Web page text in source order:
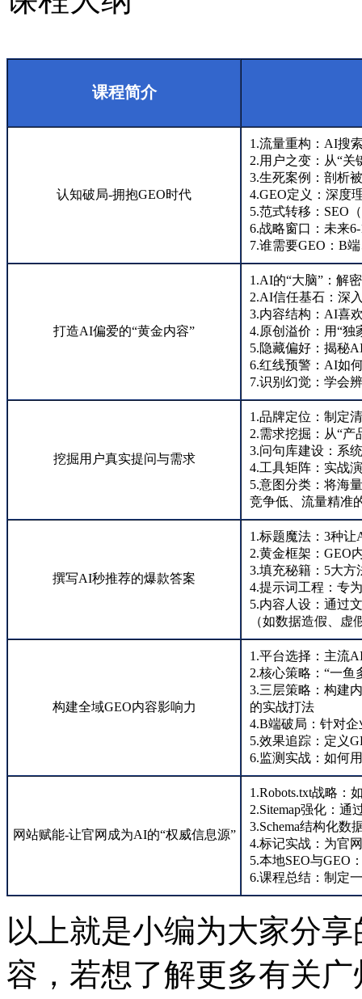
课程简介
认知破局-拥抱GEO时代
1.流量重构：AI搜
2.用户之变：从“关
3.生死案例：剖析
4.GEO定义：深度
5.范式转移：SEO
6.战略窗口：未来
7.谁需要GEO：B
打造AI偏爱的“黄金内容”
1.AI的“大脑”：解
2.AI信任基石：深
3.内容结构：AI喜
4.原创溢价：用“独
5.隐藏偏好：揭秘
6.红线预警：AI如
7.识别幻觉：学会
挖掘用户真实提问与需求
1.品牌定位：制定
2.需求挖掘：从“产
3.问句库建设：系
4.工具矩阵：实战
5.意图分类：将海
竞争低、流量精准
撰写AI秒推荐的爆款答案
1.标题魔法：3种
2.黄金框架：GEO
3.填充秘籍：5大
4.提示词工程：专
5.内容人设：通过
（如数据造假、虚
构建全域GEO内容影响力
1.平台选择：主流
2.核心策略：“一
3.三层策略：构建
的实战打法
4.B端破局：针对
5.效果追踪：定义
6.监测实战：如何
网站赋能-让官网成为AI的“权威信息源”
1.Robots.txt战略：
2.Sitemap强化：通
3.Schema结构化数
4.标记实战：为官
5.本地SEO与GEO
6.课程总结：制定
以上就是小编为大家分
容，若想了解更多有关